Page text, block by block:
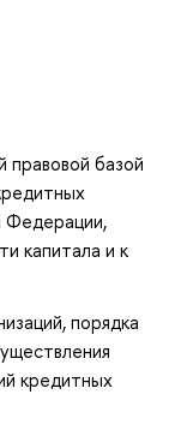
базой
Федерации,
капитала и к
порядка
кредитных